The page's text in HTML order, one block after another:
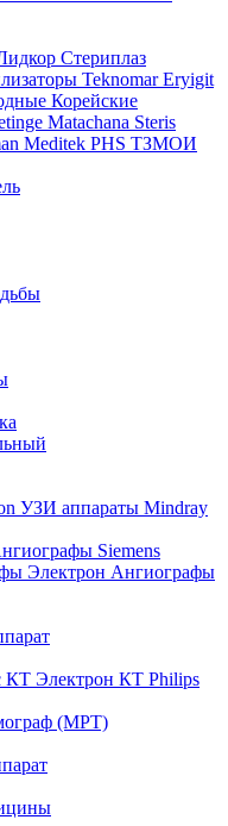
Стериплаз
TeknomarEryigit
Корейские
Matachana Steris
Meditek PHS ТЗМОИ
УЗИ аппараты Mindray
Siemens
Электрон Ангиографы
КТ Электрон КТ Philips
(МРТ)